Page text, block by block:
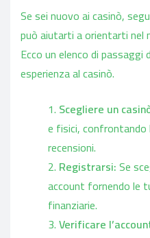
Se sei nuovo ai casinò,
può aiutarti a orientarti nel
Ecco un elenco di
esperienza al casinò.
Scegliere un
e fisici,
recensioni.
Registrarsi:Se
account fornendo le
finanziarie.
Verificare